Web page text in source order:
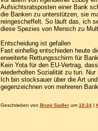
Aufsichtsratsposten einer Bank
die Banken zu unterstützen, sie
reingescheffelt. So läuft das, ich
diese Spezies von Mensch zu
Entscheidung ist gefallen
Fast einhellig entschieden heute
erweiterte Rettungsschirm für
Kein Yota für den EU-Vertrag,
wiederholten Sozialität zu tun. Nur
Ich bin stocksauer über die Art
gegenzeichnen von mehreren
Geschrieben von Bruni Sadlerum 10:24|